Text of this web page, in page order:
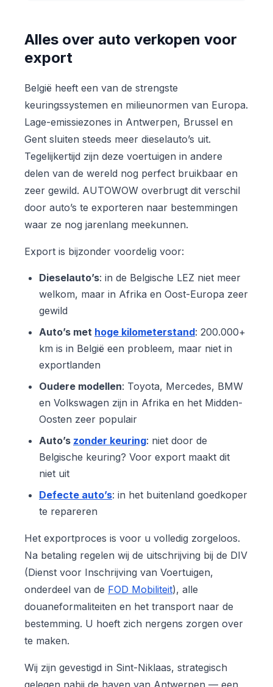
Alles over auto verkopen voor
export
België heeft een van de strengste
keuringssystemen en milieunormen van Europa.
Lage-emissiezones in Antwerpen, Brussel en
Gent sluiten steeds meer dieselauto’s uit.
Tegelijkertijd zijn deze voertuigen in andere
delen van de wereld nog perfect bruikbaar en
zeer gewild. AUTOWOW overbrugt dit verschil
door auto’s te exporteren naar bestemmingen
waar ze nog jarenlang meekunnen.
Export is bijzonder voordelig voor:
Dieselauto’s: in de Belgische LEZ niet meer
welkom, maar in Afrika en Oost-Europa zeer
gewild
Auto’s met hoge kilometerstand: 200.000+
km is in België een probleem, maar niet in
exportlanden
Oudere modellen: Toyota, Mercedes, BMW
en Volkswagen zijn in Afrika en het Midden-
Oosten zeer populair
Auto’s zonder keuring: niet door de
Belgische keuring? Voor export maakt dit
niet uit
Defecte auto’s: in het buitenland goedkoper
te repareren
Het exportproces is voor u volledig zorgeloos.
Na betaling regelen wij de uitschrijving bij de DIV
(Dienst voor Inschrijving van Voertuigen,
onderdeel van de FOD Mobiliteit), alle
douaneformaliteiten en het transport naar de
bestemming. U hoeft zich nergens zorgen over
te maken.
Wij zijn gevestigd in Sint-Niklaas, strategisch